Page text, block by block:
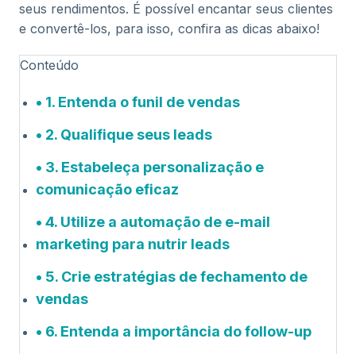
seus rendimentos. É possível encantar seus clientes
e convertê-los, para isso, confira as dicas abaixo!
Conteúdo
1. Entenda o funil de vendas
2. Qualifique seus leads
3. Estabeleça personalização e
comunicação eficaz
4. Utilize a automação de e-mail
marketing para nutrir leads
5. Crie estratégias de fechamento de
vendas
6. Entenda a importância do follow-up